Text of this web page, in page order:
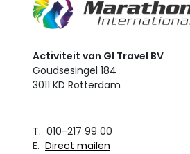
Activiteit van GI Travel BV
Goudsesingel 184
3011 KD Rotterdam
T. 010-217 99 00
E. Direct mailen